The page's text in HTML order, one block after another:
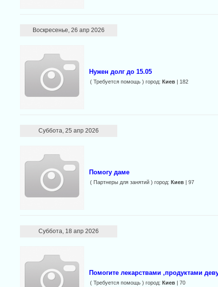
Воскресенье, 26 апр 2026
Нужен долг до 15.05
( Требуется помощь ) город: Киев| 182
Суббота, 25 апр 2026
Помогу даме
( Партнеры для занятий ) город: Киев| 97
Суббота, 18 апр 2026
Помогите лекарствами ,продуктами
( Требуется помощь ) город: Киев| 70